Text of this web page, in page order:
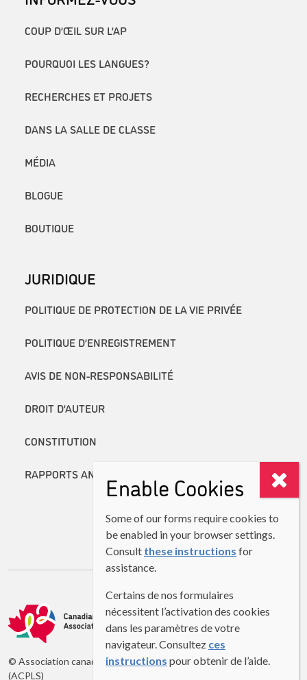
COUP D’ŒIL SUR L’AP
POURQUOI LES LANGUES?
RECHERCHES ET PROJETS
DANS LA SALLE DE CLASSE
MÉDIA
BLOGUE
BOUTIQUE
JURIDIQUE
POLITIQUE DE PROTECTION DE LA VIE PRIVÉE
POLITIQUE D’ENREGISTREMENT
AVIS DE NON-RESPONSABILITÉ
DROIT D’AUTEUR
CONSTITUTION
RAPPORTS ANNUELS
© Association canadienne des professeurs de langues secondes
(ACPLS)
Enable Cookies
Some of our forms require cookies to
be enabled in your browser settings.
Consult these instructions for
assistance.
Certains de nos formulaires
nécessitent l’activation des cookies
dans les paramètres de votre
navigateur. Consultez ces
instructions pour obtenir de l’aide.